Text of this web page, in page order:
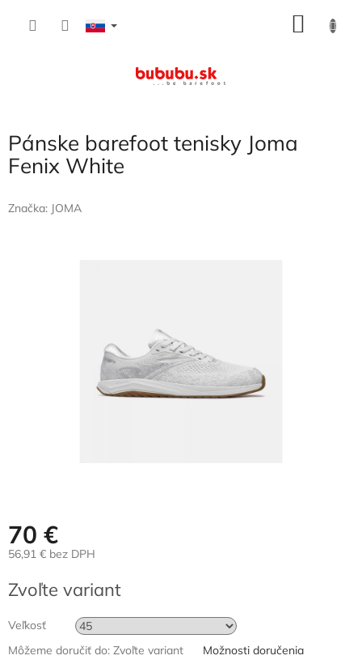
Pánske barefoot tenisky Joma
Fenix White
Značka: JOMA
70 €
56,91 € bez DPH
cena:
Zvoľte variant
Veľkosť
Môžeme doručiť do: Zvoľte variant Možnosti doručenia